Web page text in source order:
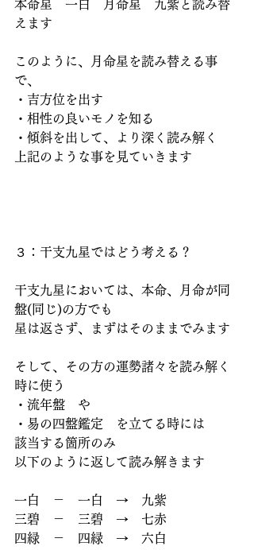
本命星　一白　月命星　九紫と読み替
えます
このように、月命星を読み替える事
で、
・吉方位を出す
・相性の良いモノを知る
・傾斜を出して、より深く読み解く
上記のような事を見ていきます
３：干支九星ではどう考える？
干支九星においては、本命、月命が同
盤(同じ)の方でも
星は返さず、まずはそのままでみます
そして、その方の運勢諸々を読み解く
時に使う
・流年盤　や
・易の四盤鑑定　を立てる時には
該当する箇所のみ
以下のように返して読み解きます
一白　－　一白　→　九紫
三碧　－　三碧　→　七赤
四緑　－　四緑　→　六白